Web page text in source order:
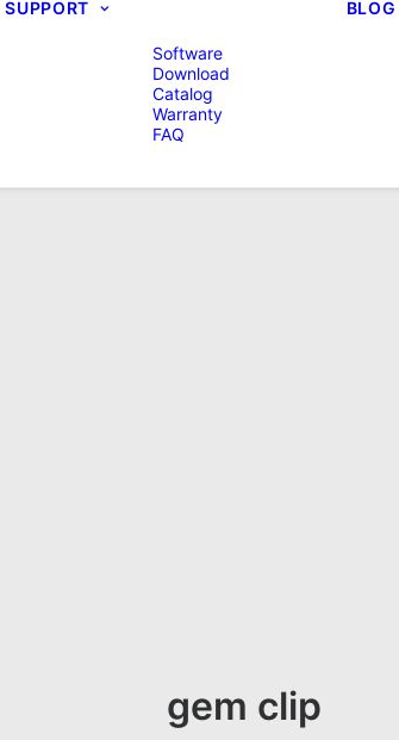
SUPPORT
Software
Download
Catalog
Warranty
FAQ
BLOG
gem clip